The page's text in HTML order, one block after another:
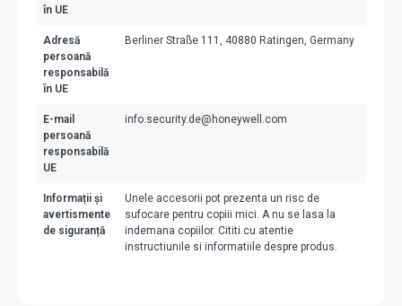
în UE
Adresă
persoană
responsabilă
în UE
Berliner Straße 111, 40880 Ratingen, Germany
E-mail
persoană
responsabilă
UE
info.security.de@honeywell.com
Informații și
avertismente
de siguranță
Unele accesorii pot prezenta un risc de
sufocare pentru copiii mici. A nu se lasa la
indemana copiilor. Cititi cu atentie
instructiunile si informatiile despre produs.